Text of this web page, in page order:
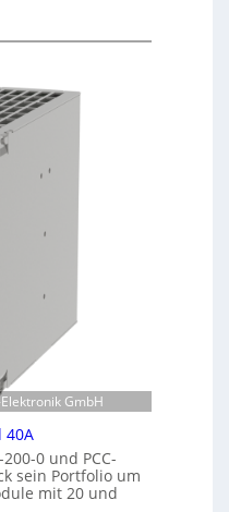
GmbH
40A
0 und PCC-
sein Portfolio um
mit 20 und